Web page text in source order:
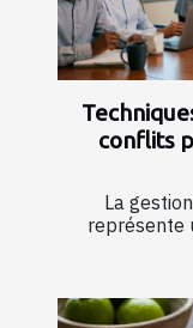
conflits
La
représente